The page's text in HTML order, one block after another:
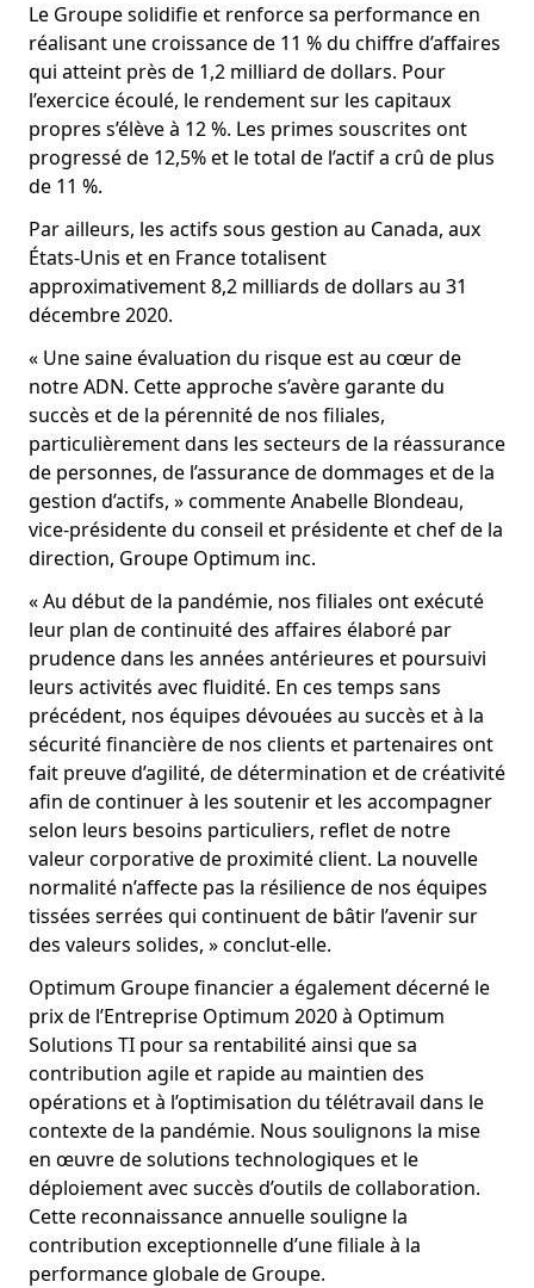
Le Groupe solidifie et renforce sa performance en
réalisant une croissance de 11 % du chiffre d’affaires
qui atteint près de 1,2 milliard de dollars. Pour
l’exercice écoulé, le rendement sur les capitaux
propres s’élève à 12 %. Les primes souscrites ont
progressé de 12,5% et le total de l’actif a crû de plus
de 11 %.
Par ailleurs, les actifs sous gestion au Canada, aux
États-Unis et en France totalisent
approximativement 8,2 milliards de dollars au 31
décembre 2020.
« Une saine évaluation du risque est au cœur de
notre ADN. Cette approche s’avère garante du
succès et de la pérennité de nos filiales,
particulièrement dans les secteurs de la réassurance
de personnes, de l’assurance de dommages et de la
gestion d’actifs, » commente Anabelle Blondeau,
vice-présidente du conseil et présidente et chef de la
direction, Groupe Optimum inc.
« Au début de la pandémie, nos filiales ont exécuté
leur plan de continuité des affaires élaboré par
prudence dans les années antérieures et poursuivi
leurs activités avec fluidité. En ces temps sans
précédent, nos équipes dévouées au succès et à la
sécurité financière de nos clients et partenaires ont
fait preuve d’agilité, de détermination et de créativité
afin de continuer à les soutenir et les accompagner
selon leurs besoins particuliers, reflet de notre
valeur corporative de proximité client. La nouvelle
normalité n’affecte pas la résilience de nos équipes
tissées serrées qui continuent de bâtir l’avenir sur
des valeurs solides, » conclut-elle.
Optimum Groupe financier a également décerné le
prix de l’Entreprise Optimum 2020 à Optimum
Solutions TI pour sa rentabilité ainsi que sa
contribution agile et rapide au maintien des
opérations et à l’optimisation du télétravail dans le
contexte de la pandémie. Nous soulignons la mise
en œuvre de solutions technologiques et le
déploiement avec succès d’outils de collaboration.
Cette reconnaissance annuelle souligne la
contribution exceptionnelle d’une filiale à la
performance globale de Groupe.